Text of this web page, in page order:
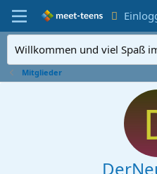
Willkommen und viel Spaß
Mitglieder